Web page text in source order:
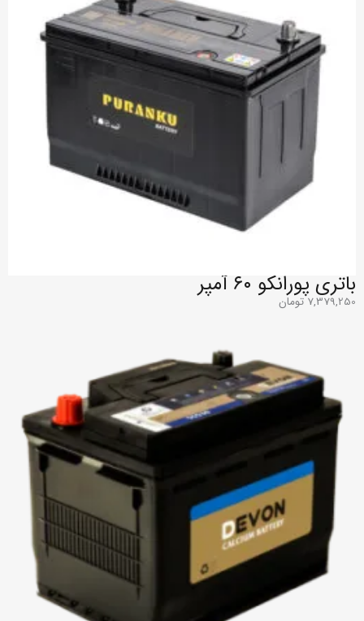
باتری پورانکو ۶۰ آمپر
7,379,250 تومان